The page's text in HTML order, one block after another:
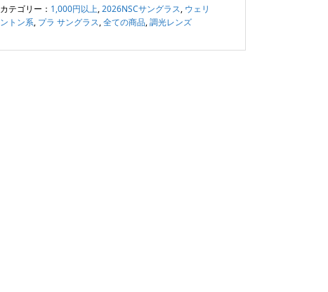
カテゴリー： 1,000円以上,2026NSCサングラス, ウェリ
ントン系, プラ サングラス,全ての商品,調光レンズ